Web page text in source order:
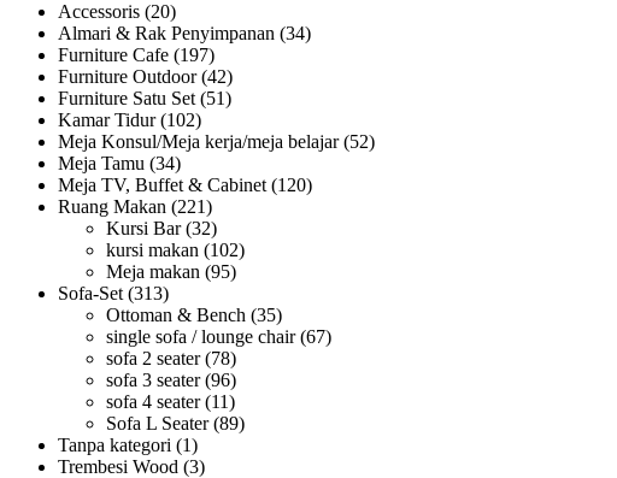
Accessoris (20)
Almari & Rak Penyimpanan (34)
Furniture Cafe (197)
Furniture Outdoor (42)
Furniture Satu Set (51)
Kamar Tidur (102)
Meja Konsul/Meja kerja/meja belajar (52)
Meja Tamu (34)
Meja TV, Buffet & Cabinet (120)
Ruang Makan (221)
Kursi Bar (32)
kursi makan (102)
Meja makan (95)
Sofa-Set (313)
Ottoman & Bench (35)
single sofa / lounge chair (67)
sofa 2 seater (78)
sofa 3 seater (96)
sofa 4 seater (11)
Sofa L Seater (89)
Tanpa kategori (1)
Trembesi Wood (3)